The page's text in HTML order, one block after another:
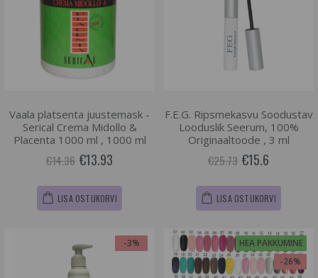
Vaala platsenta juustemask -
Serical Crema Midollo &
Placenta 1000 ml , 1000 ml
€14.36 €13.93
LISA OSTUKORVI
F.E.G. Ripsmekasvu Soodustav
Looduslik Seerum, 100%
Originaaltoode , 3 ml
€25.73 €15.6
LISA OSTUKORVI
-3%
HEA PAKKUMINE
-26%